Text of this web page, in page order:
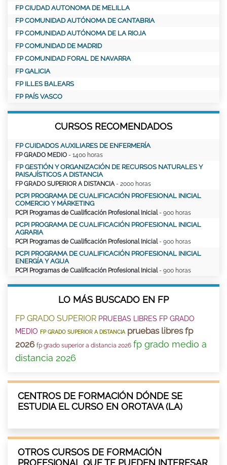
FP CIUDAD AUTONOMA DE MELILLA
FP COMUNIDAD AUTÓNOMA DE CANTABRIA
FP COMUNIDAD AUTÓNOMA DE LA RIOJA
FP COMUNIDAD DE MADRID
FP COMUNIDAD FORAL DE NAVARRA
FP GALICIA
FP ILLES BALEARS
FP PAÍS VASCO
CURSOS RECOMENDADOS
FP CUIDADOS AUXILIARES DE ENFERMERÍA
FP GRADO MEDIO - 1400 horas
FP GESTIÓN Y ORGANIZACIÓN DE RECURSOS NATURALES Y
PAISAJÍSTICOS A DISTANCIA
FP GRADO SUPERIOR A DISTANCIA - 2000 horas
PCPI PROGRAMA DE CUALIFICACIÓN PROFESIONAL INICIAL
COMERCIO Y MÁRKETING
PCPI Programas de Cualificación Profesional Inicial- 900 horas
PCPI PROGRAMA DE CUALIFICACIÓN PROFESIONAL INICIAL
AGRARIA
PCPI Programas de Cualificación Profesional Inicial- 900 horas
PCPI PROGRAMA DE CUALIFICACIÓN PROFESIONAL INICIAL
ENERGÍA Y AGUA
PCPI Programas de Cualificación Profesional Inicial- 900 horas
LO MÁS BUSCADO EN FP
FP GRADO SUPERIOR PRUEBAS LIBRES FP GRADO
MEDIO
FP GRADO SUPERIOR A DISTANCIA pruebas libres fp
2026 fp grado superior a distancia 2026 fp grado medio a
distancia 2026
CENTROS DE FORMACIÓN DÓNDE SE
ESTUDIA EL CURSO EN OROTAVA (LA)
OTROS CURSOS DE FORMACIÓN
PROFESIONAL QUE TE PUEDEN INTERESAR